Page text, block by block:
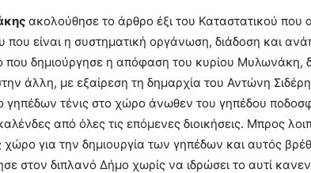
ακολούθησε το άρθρο έξι του Καταστατικού που
που είναι η συστηματική οργάνωση, διάδοση και
που δημιούργησε η απόφαση του κυρίου
άλλη, με εξαίρεση τη δημαρχία του Αντώνη
τένις στο χώρο άνωθεν του γηπέδου
από όλες τις επόμενες διοικήσεις. Μπρος
για την δημιουργία των γηπέδων και αυτός
στον διπλανό Δήμο χωρίς να ιδρώσει το αυτί